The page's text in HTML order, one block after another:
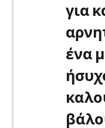
για
ένα